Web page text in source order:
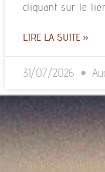
cliquant sur le
LIRE LA SUITE »
31/07/2026
Paroisse Sainte